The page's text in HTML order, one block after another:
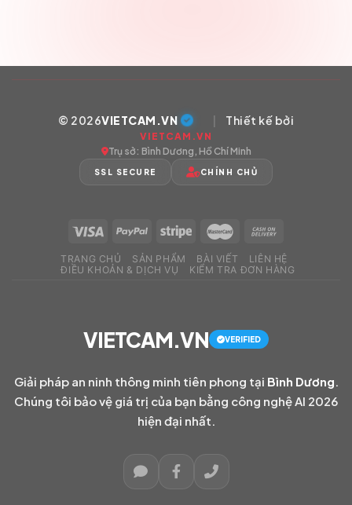
© 2026VIETCAM.VN | Thiết kế bởi
VIETCAM.VN
Trụ sở: Bình Dương, Hồ Chí Minh
SSL SECURE CHÍNH CHỦ
TRANG CHỦ SẢN PHẨM BÀI VIẾT
LIÊN HỆ
ĐIỀU KHOẢN & DỊCH VỤ
KIỂM TRA ĐƠN HÀNG
VIETCAM.VN VERIFIED
Giải pháp an ninh thông minh tiên phong tại Bình Dương
Chúng tôi bảo vệ giá trị của bạn bằng công nghệ AI 2026
hiện đại nhất.